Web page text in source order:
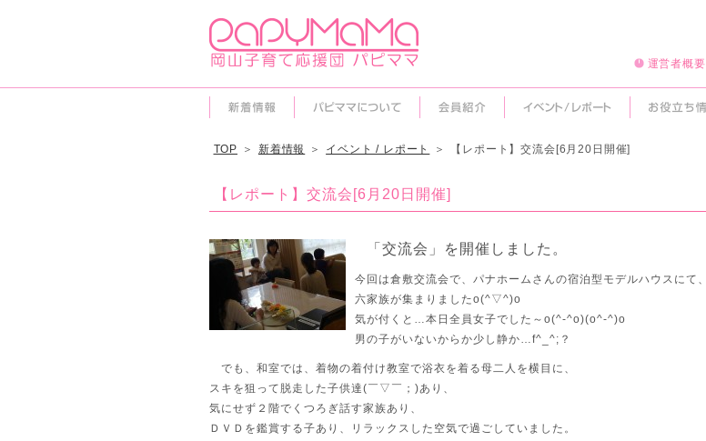
運営者概要
TOP ＞ 新着情報 ＞ イベント / レポート ＞ 【レポート】交流会[6月20日開催]
【レポート】交流会[6月20日開催]
「交流会」を開催しました。
今回は倉敷交流会で、パナホームさんの宿泊型モデルハウスにて、
六家族が集まりましたo(^▽^)o
気が付くと…本日全員女子でした～o(^-^o)(o^-^)o
男の子がいないからか少し静か…f^_^;？
でも、和室では、着物の着付け教室で浴衣を着る母二人を横目に、
スキを狙って脱走した子供達(￣▽￣；)あり、
気にせず２階でくつろぎ話す家族あり、
ＤＶＤを鑑賞する子あり、リラックスした空気で過ごしていました。